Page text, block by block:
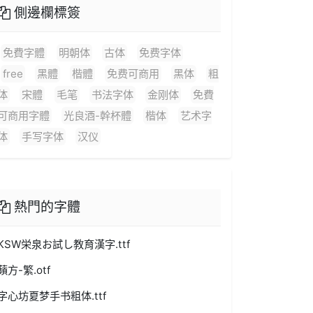
側邊欄標簽
免費字體 明朝体 古体
免费字体
free
黑體 楷體 免费可商用 黑体
粗
宋體 毛笔 书法字体 金刚体
免費
商用字體
光良酒-幹杯體 楷体
艺术字
手写字体 汉仪
熱門的字體
栄泉お試し教育漢字.ttf
方-繁.otf
心坊夏梦手书粗体.ttf